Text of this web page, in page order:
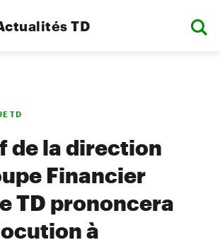
TD
TD
de la direction
Financier
TD prononcera
à